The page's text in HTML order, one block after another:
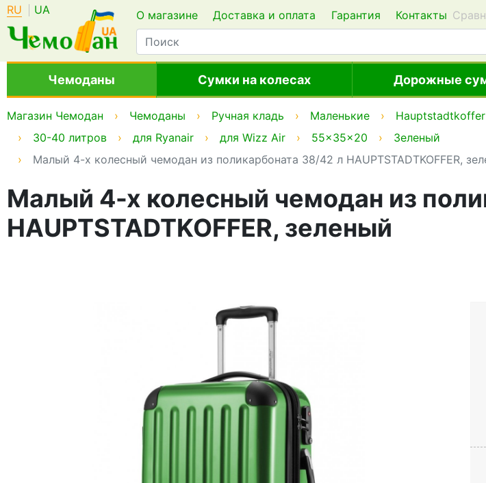
RU UA О магазине Доставка и оплата Гарантия Контакты
Чемоданы Сумки на колесах Дорожные
Магазин Чемодан Чемоданы Ручная кладь Маленькие Hauptstadtkoffer
30-40 литров
для Ryanair для Wizz Air 55x35x20
Зеленый
Малый 4-х колесный чемодан из поликарбоната 38/42 л HAUPTSTADTKOFFER,
Малый 4-х колесный чемодан из
HAUPTSTADTKOFFER, зеленый